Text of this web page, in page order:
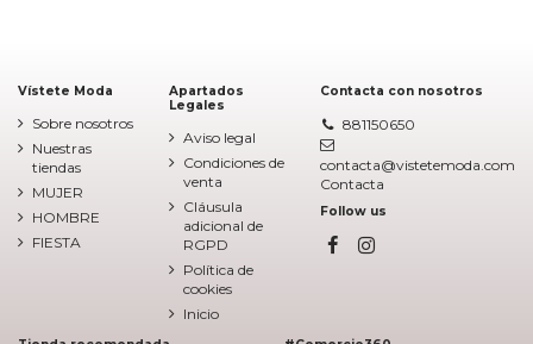
Vístete Moda
Sobre nosotros
Nuestras
tiendas
MUJER
HOMBRE
FIESTA
Apartados
Legales
Aviso legal
Condiciones de
venta
Cláusula
adicional de
RGPD
Política de
cookies
Inicio
Contacta con nosotros
881150650
contacta@vistetemoda.com
Contacta
Follow us